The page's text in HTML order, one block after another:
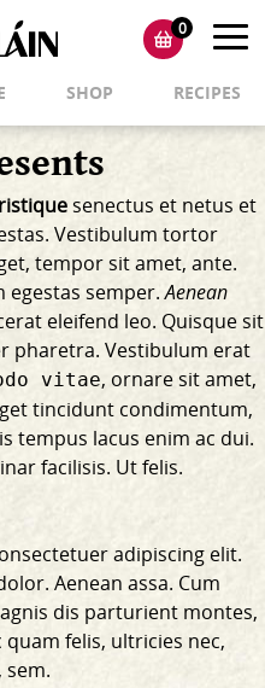
0
SHOP RECIPES
senectus et netus et
Vestibulum tortor
tempor sit amet, ante.
egestas semper.Aenean
eleifend leo. Quisque sit
pharetra. Vestibulum erat
vitae, ornare sit amet,
tincidunt condimentum,
tempus lacus enim ac dui.
facilisis. Ut felis.
adipiscing elit.
Aenean assa. Cum
dis parturient montes,
felis, ultricies nec,